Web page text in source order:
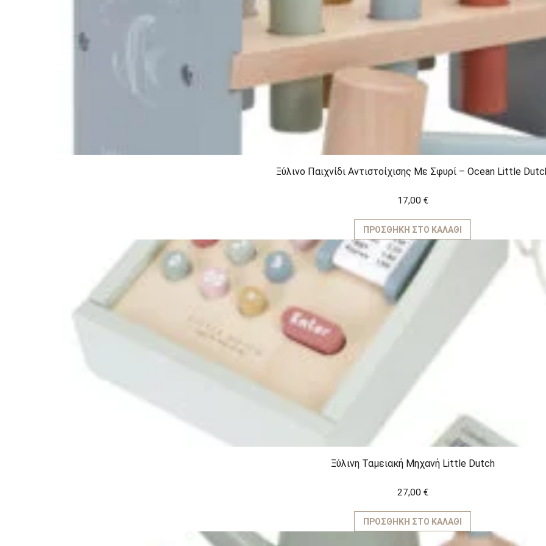
Ξύλινο Παιχνίδι Αντιστοίχισης Με Σφυρί – Ocean Little
17,00 €
ΠΡΟΣΘΉΚΗ ΣΤΟ ΚΑΛΆΘΙ
Ξύλινη Ταμειακή Μηχανή Little Dutch
27,00 €
ΠΡΟΣΘΉΚΗ ΣΤΟ ΚΑΛΆΘΙ